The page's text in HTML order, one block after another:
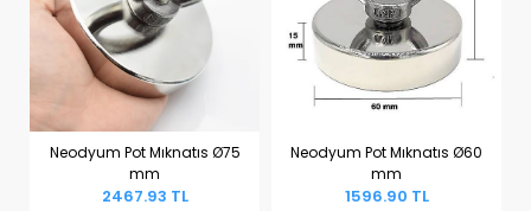
Sepete Ekle
Neodyum Pot Mıknatıs Ø75
mm
2467.93 TL
Sepete Ekle
Neodyum Pot Mıknatıs Ø60
mm
1596.90 TL